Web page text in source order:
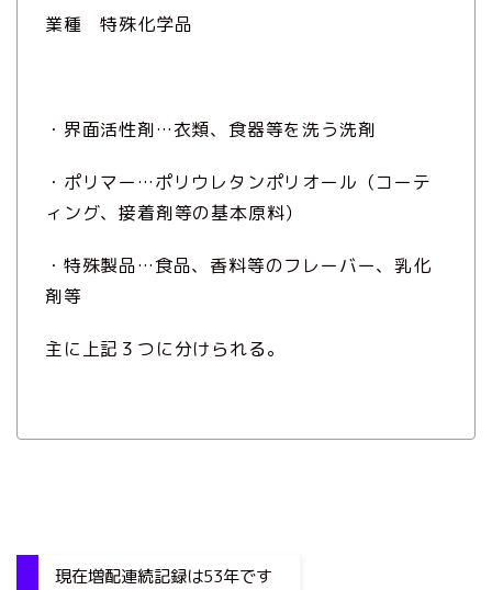
業種 特殊化学品
・界面活性剤…衣類、食器等を洗う洗剤
・ポリマー…ポリウレタンポリオール（コーテ
ィング、接着剤等の基本原料）
・特殊製品…食品、香料等のフレーバー、乳化
剤等
主に上記３つに分けられる。
現在増配連続記録は53年です